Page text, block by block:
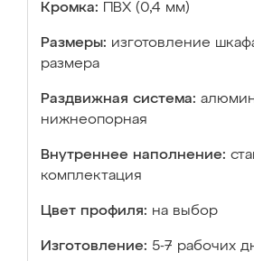
Кромка: ПВХ (0,4 мм)
Размеры: изготовление
размера
Раздвижная система:
нижнеопорная
Внутреннее наполнение:
комплектация
Цвет профиля: на выбор
Изготовление: 5-7 рабочих